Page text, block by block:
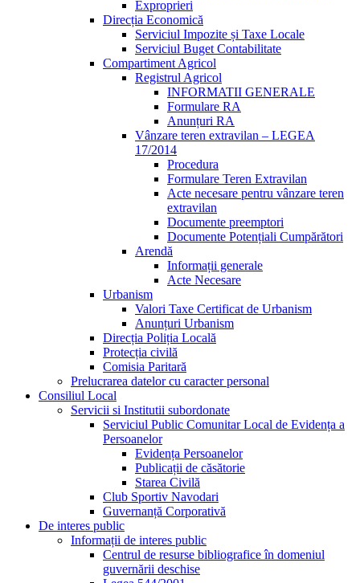
Exproprieri
Direcția Economică
Serviciul Impozite și Taxe Locale
Serviciul Buget Contabilitate
Compartiment Agricol
Registrul Agricol
INFORMATII GENERALE
Formulare RA
Anunțuri RA
Vânzare teren extravilan – LEGEA
17/2014
Procedura
Formulare Teren Extravilan
Acte necesare pentru vânzare teren
extravilan
Documente preemptori
Documente Potențiali Cumpărători
Arendă
Informații generale
Acte Necesare
Urbanism
Valori Taxe Certificat de Urbanism
Anunțuri Urbanism
Direcția Poliția Locală
Protecția civilă
Comisia Paritară
Prelucrarea datelor cu caracter personal
Consiliul Local
Servicii si Institutii subordonate
Serviciul Public Comunitar Local de Evidența a
Persoanelor
Evidența Persoanelor
Publicații de căsătorie
Starea Civilă
Club Sportiv Navodari
Guvernanță Corporativă
De interes public
Informații de interes public
Centrul de resurse bibliografice în domeniul
guvernării deschise